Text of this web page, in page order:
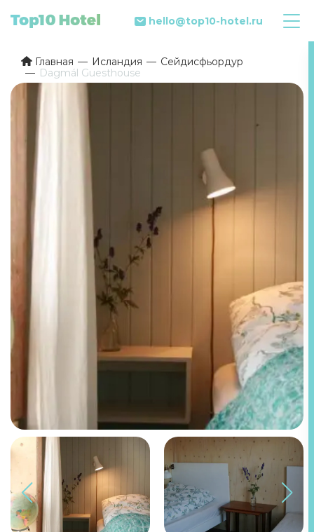
hello@top10-hotel.ru
Главная Исландия
Сейдисфьордур
Dagmál Guesthouse